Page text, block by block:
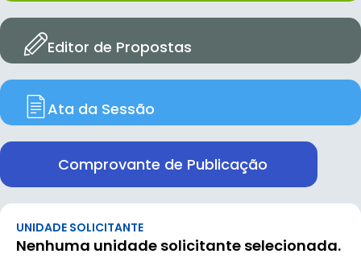
Editor de Propostas
Ata da Sessão
Comprovante de Publicação
UNIDADE SOLICITANTE
Nenhuma unidade solicitante selecionada.